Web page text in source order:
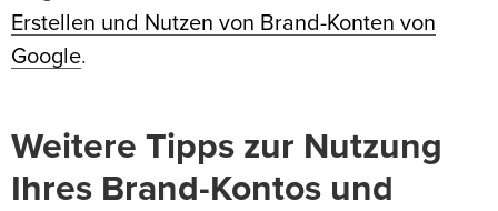
Erstellen und Nutzen von Brand-Konten von
Google.
Weitere Tipps zur Nutzung
Ihres Brand-Kontos und